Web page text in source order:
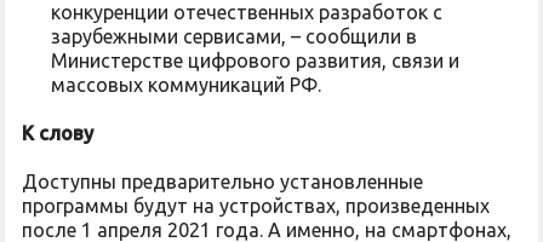
конкуренции отечественных разработок с
зарубежными сервисами, – сообщили в
Министерстве цифрового развития, связи и
массовых коммуникаций РФ.
К слову
Доступны предварительно установленные
программы будут на устройствах, произведенных
после 1 апреля 2021 года. А именно, на смартфонах,